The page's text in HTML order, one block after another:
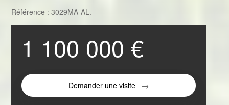
1 100 000 €
Demander une visite
Référence : 3029MA-AL.